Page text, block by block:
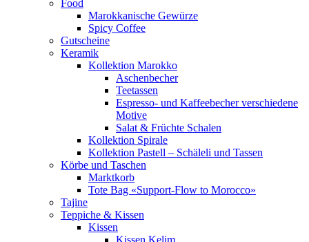
Food
Marokkanische Gewürze
Spicy Coffee
Gutscheine
Keramik
Kollektion Marokko
Aschenbecher
Teetassen
Espresso- und Kaffeebecher verschiedene
Motive
Salat & Früchte Schalen
Kollektion Spirale
Kollektion Pastell – Schäleli und Tassen
Körbe und Taschen
Marktkorb
Tote Bag «Support-Flow to Morocco»
Tajine
Teppiche & Kissen
Kissen
Kissen Kelim